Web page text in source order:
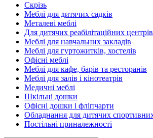
Скрізь
Меблі для дитячих садків
Металеві меблі
Для дитячих реабілітаційних центрів
Меблі для навчальних закладів
Меблі для гуртожитків, хостелів
Офісні меблі
Меблі для кафе, барів та ресторанів
Меблі для залів і кінотеатрів
Медичні меблі
Шкільні дошки
Офісні дошки і фліпчарти
Обладнання для дитячих
Постільні приналежності